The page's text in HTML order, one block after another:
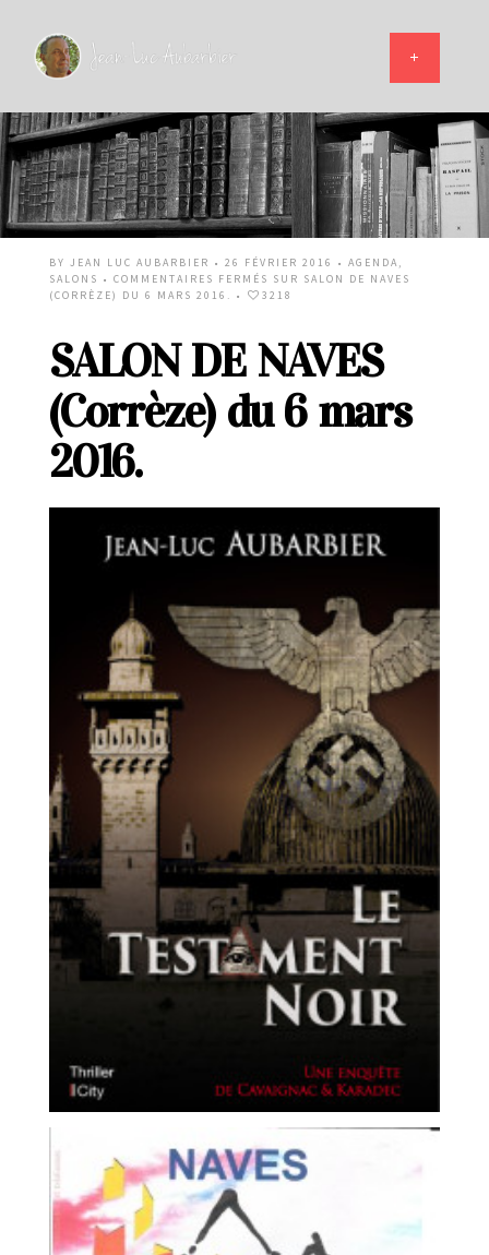
BY JEAN LUC AUBARBIER • 26 FÉVRIER 2016 • AGENDA,
SALONS • COMMENTAIRES FERMÉS SUR SALON DE NAVES
(CORRÈZE) DU 6 MARS 2016. • 3218
SALON DE NAVES
(Corrèze) du 6 mars
2016.